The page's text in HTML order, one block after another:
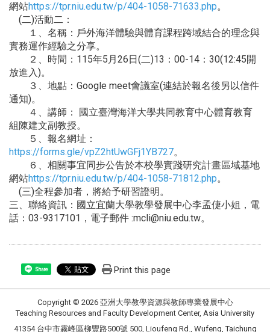
網站https://tpr.niu.edu.tw/p/404-1058-71633.php。
(二)活動二：
１、名稱：戶外海洋體驗與體育課程跨域結合的理念與
實務運作經驗之分享。
２、時間：115年5月26日(二)13：00-14：30(12:45開
放進入)。
３、地點：Google meet會議室(連結於報名後另以信件
通知)。
４、講師： 國立臺灣海洋大學共同教育中心體育教育
組陳建文副教授。
５、報名網址：
https://forms.gle/vpZ2htUwGFj1YB727。
６、相關事宜同步公告於本校學實踐研究計畫區域基地
網站https://tpr.niu.edu.tw/p/404-1058-71812.php。
(三)全程參加者，將給予研習證明。
三、聯絡資訊：國立宜蘭大學教學發展中心李孟倢小姐，電
話：03-9317101，電子郵件 :mcli@niu.edu.tw。
Share Print this page
Copyright © 2026 亞洲大學教學資源與教師專業發展中心
Teaching Resources and Faculty Development Center, Asia University
41354 台中市霧峰區柳豐路500號 500, Lioufeng Rd., Wufeng, Taichung